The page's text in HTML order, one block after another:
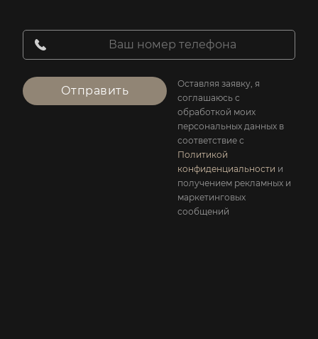
Отправить
Оставляя заявку, я
соглашаюсь с
обработкой моих
персональных данных в
соответствие с
Политикой
конфиденциальности и
получением рекламных и
маркетинговых
сообщений